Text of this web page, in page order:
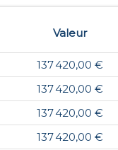
Valeur
137 420,00 €
137 420,00 €
137 420,00 €
137 420,00 €